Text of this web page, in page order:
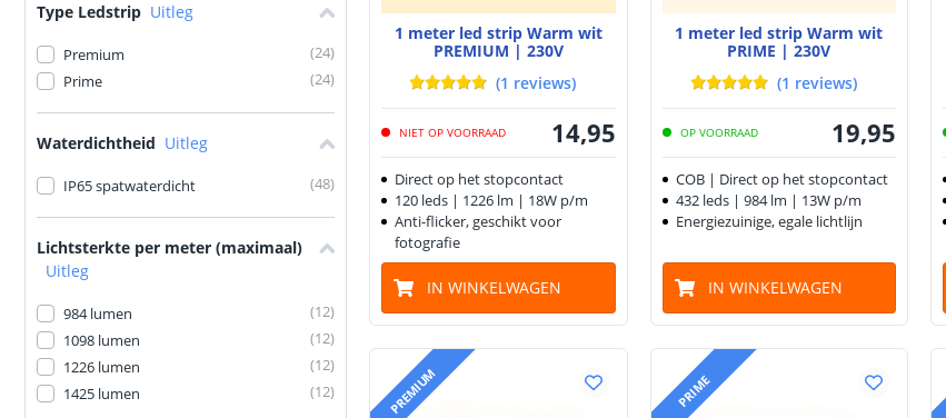
Type Ledstrip Uitleg
Premium (24)
Prime
(24)
Waterdichtheid Uitleg
IP65 spatwaterdicht (48)
Lichtsterkte per meter (maximaal)
Uitleg
984 lumen (12)
1098 lumen
(12)
1226 lumen
(12)
1425 lumen
(12)
1 meter led strip Warm wit
PREMIUM | 230V
(1 reviews)
NIET OP VOORRAAD 14,95
Direct op het stopcontact
120 leds | 1226 lm | 18W p/m
Anti-flicker, geschikt voor
fotografie
IN WINKELWAGEN
1 meter led strip Warm wit
PRIME | 230V
(1 reviews)
OP VOORRAAD 19,95
COB | Direct op het stopcontact
432 leds | 984 lm | 13W p/m
Energiezuinige, egale lichtlijn
IN WINKELWAGEN
PREMIUM PRIME